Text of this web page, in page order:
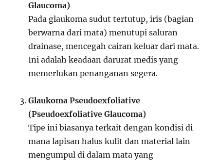
Glaucoma)
Pada glaukoma sudut tertutup, iris (bagian
berwarna dari mata) menutupi saluran
drainase, mencegah cairan keluar dari mata.
Ini adalah keadaan darurat medis yang
memerlukan penanganan segera.
Glaukoma Pseudoexfoliative
(Pseudoexfoliative Glaucoma)
Tipe ini biasanya terkait dengan kondisi di
mana lapisan halus kulit dan material lain
mengumpul di dalam mata yang